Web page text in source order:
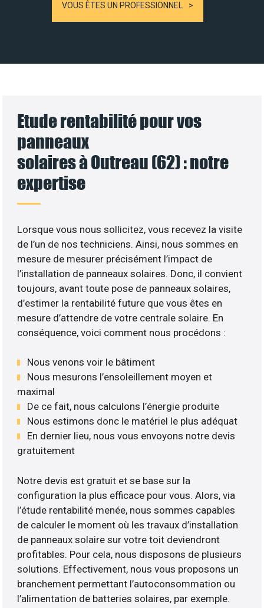
VOUS ÊTES UN PROFESSIONNEL
Etude rentabilité pour vos
panneaux
solaires à Outreau (62) : notre
expertise
Lorsque vous nous sollicitez, vous recevez la visite
de l’un de nos techniciens. Ainsi, nous sommes en
mesure de mesurer précisément l’impact de
l’installation de panneaux solaires. Donc, il convient
toujours, avant toute pose de panneaux solaires,
d’estimer la rentabilité future que vous êtes en
mesure d’attendre de votre centrale solaire. En
conséquence, voici comment nous procédons :
Nous venons voir le bâtiment
Nous mesurons l’ensoleillement moyen et
maximal
De ce fait, nous calculons l’énergie produite
Nous estimons donc le matériel le plus adéquat
En dernier lieu, nous vous envoyons notre devis
gratuitement
Notre devis est gratuit et se base sur la
configuration la plus efficace pour vous. Alors, via
l’étude rentabilité menée, nous sommes capables
de calculer le moment où les travaux d’installation
de panneaux solaire sur votre toit deviendront
profitables. Pour cela, nous disposons de plusieurs
solutions. Effectivement, nous vous proposons un
branchement permettant l’autoconsommation ou
l’alimentation de batteries solaires, par exemple.